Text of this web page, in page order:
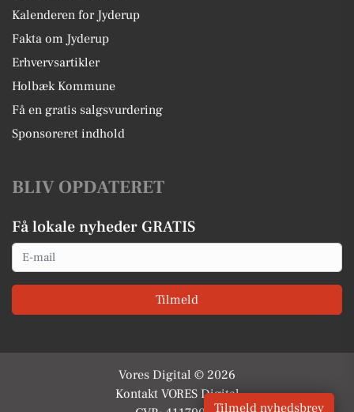
Kalenderen for Jyderup
Fakta om Jyderup
Erhvervsartikler
Holbæk Kommune
Få en gratis salgsvurdering
Sponsoreret indhold
BLIV OPDATERET
Få lokale nyheder GRATIS
Email
Tilmeld
Vores Digital © 2026
Kontakt VORES Digital
Tilmeld nyhedsbrev